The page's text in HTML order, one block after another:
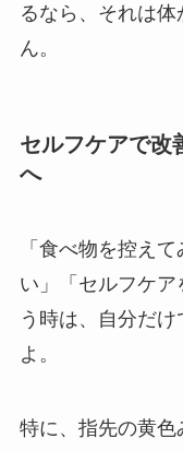
るなら、それは
ん。
セルフケアで改
へ
「食べ物を控え
い」「セルフケ
う時は、自分だ
よ。
特に、指先の黄